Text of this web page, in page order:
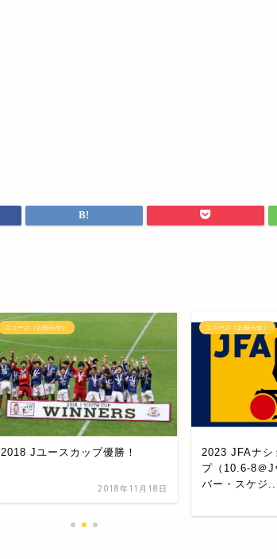
ニュース（お知らせ）
2018 Jユースカップ優勝！
2018年11月18日
ニュース（お知らせ）
2023 JFAナシ
プ（10.6-8＠J
バー・スケジ